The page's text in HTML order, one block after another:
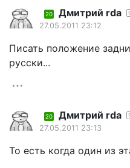
20 Дмитрий rda
27.05.2011 23:12
Писать положение
русски...
20 Дмитрий rda
27.05.2011 23:13
То есть когда один из